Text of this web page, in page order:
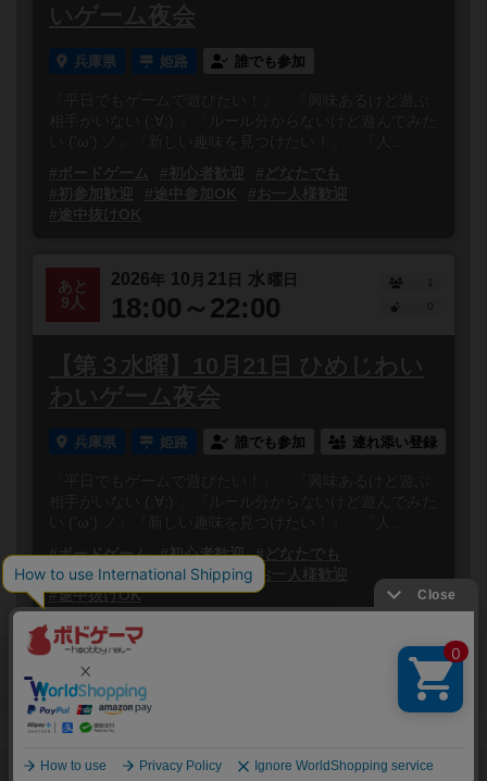
いゲーム夜会
兵庫県 姫路 誰でも参加
『平日でもゲームで遊びたい！』 『興味あるけど遊ぶ
相手がいない (;∀;) 』『ルール分からないけど遊んでみた
い ('ω') ノ』『新しい趣味を見つけたい！』 『人...
#ボードゲーム
#初心者歓迎
#どなたでも
#初参加歓迎
#途中参加OK
#お一人様歓迎
#途中抜けOK
あと
9人
2026年 10 月 21 日 水 曜日
18:00～22:00
1
【第３水曜】10月21日 ひめじわい
わいゲーム夜会
兵庫県 姫路 誰でも参加 連れ添い登録
『平日でもゲームで遊びたい！』 『興味あるけど遊ぶ
相手がいない (;∀;) 』『ルール分からないけど遊んでみた
い ('ω') ノ』『新しい趣味を見つけたい！』 『人...
#ボードゲーム
#初心者歓迎
#どなたでも
#初参加歓迎
#途中参加OK
#お一人様歓迎
#途中抜けOK
閉じる
ボードゲームのプレイ履歴を記録し
自分のデータを管理しませんか？
約75,000人 がボドゲーマを利用中！